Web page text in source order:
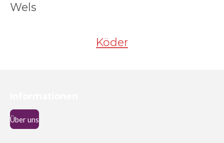
Wels
Köder
Über uns